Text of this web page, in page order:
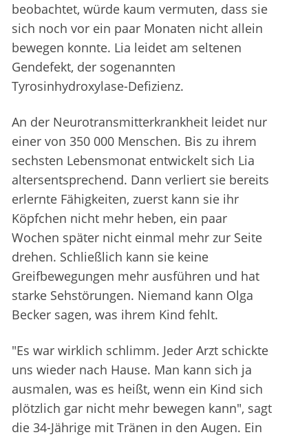
beobachtet, würde kaum vermuten, dass sie
sich noch vor ein paar Monaten nicht allein
bewegen konnte. Lia leidet am seltenen
Gendefekt, der sogenannten
Tyrosinhydroxylase-Defizienz.
An der Neurotransmitterkrankheit leidet nur
einer von 350 000 Menschen. Bis zu ihrem
sechsten Lebensmonat entwickelt sich Lia
altersentsprechend. Dann verliert sie bereits
erlernte Fähigkeiten, zuerst kann sie ihr
Köpfchen nicht mehr heben, ein paar
Wochen später nicht einmal mehr zur Seite
drehen. Schließlich kann sie keine
Greifbewegungen mehr ausführen und hat
starke Sehstörungen. Niemand kann Olga
Becker sagen, was ihrem Kind fehlt.
"Es war wirklich schlimm. Jeder Arzt schickte
uns wieder nach Hause. Man kann sich ja
ausmalen, was es heißt, wenn ein Kind sich
plötzlich gar nicht mehr bewegen kann", sagt
die 34-Jährige mit Tränen in den Augen. Ein